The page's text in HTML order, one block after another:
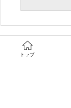
トップ